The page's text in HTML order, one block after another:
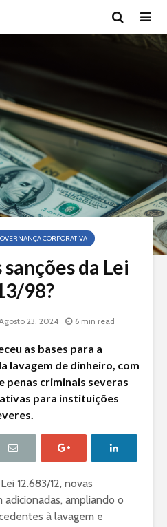
CORPORATIVA
sanções da Lei
98?
23, 2024 6 min read
as bases para a
lavagem de dinheiro, com
penas criminais severas
para instituições
12.683/12, novas
ampliando o
à lavagem e